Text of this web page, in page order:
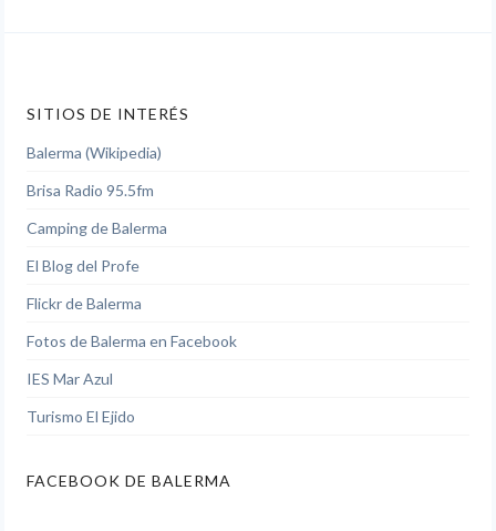
SITIOS DE INTERÉS
Balerma (Wikipedia)
Brisa Radio 95.5fm
Camping de Balerma
El Blog del Profe
Flickr de Balerma
Fotos de Balerma en Facebook
IES Mar Azul
Turismo El Ejido
FACEBOOK DE BALERMA